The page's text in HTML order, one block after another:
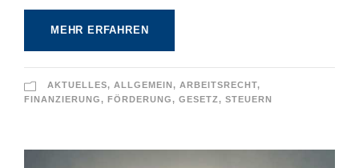
MEHR ERFAHREN
AKTUELLES, ALLGEMEIN , ARBEITSRECHT,
FINANZIERUNG, FÖRDERUNG, GESETZ, STEUERN